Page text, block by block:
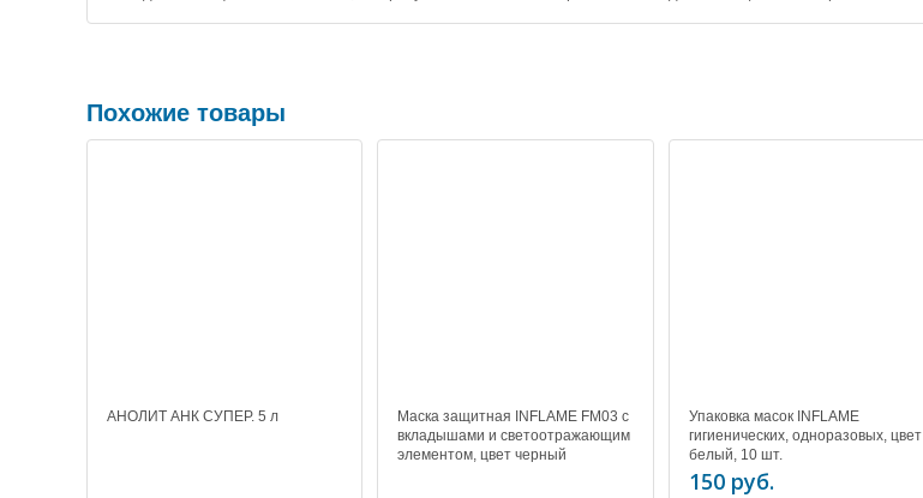
Похожие товары
АНОЛИТ АНК СУПЕР. 5 л
Маска защитная INFLAME FM03 с
вкладышами и светоотражающим
элементом, цвет черный
Упаковка масок INFLAME
гигиенических, одноразовых, цвет
белый, 10 шт.
150 руб.